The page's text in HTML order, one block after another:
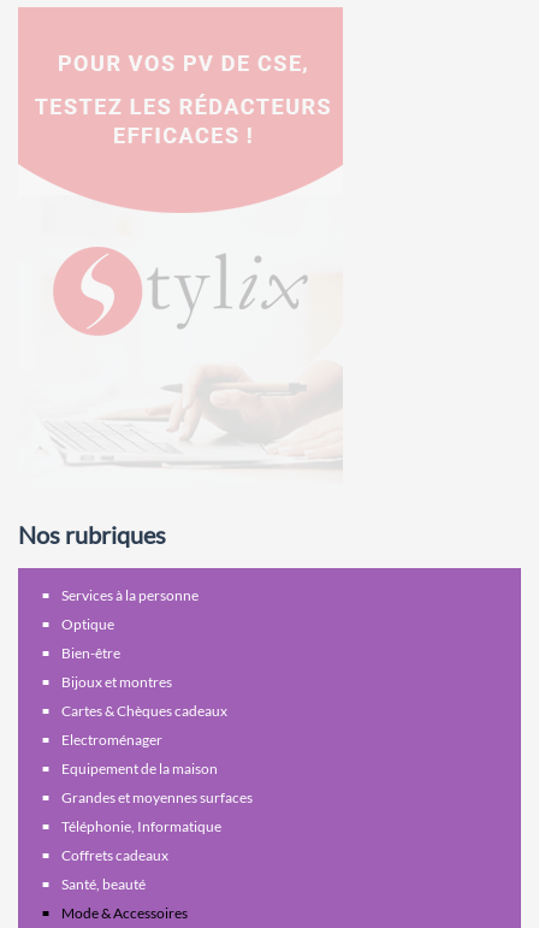
Nos rubriques
Services à la personne
Optique
Bien-être
Bijoux et montres
Cartes & Chèques cadeaux
Electroménager
Equipement de la maison
Grandes et moyennes surfaces
Téléphonie, Informatique
Coffrets cadeaux
Santé, beauté
Mode & Accessoires